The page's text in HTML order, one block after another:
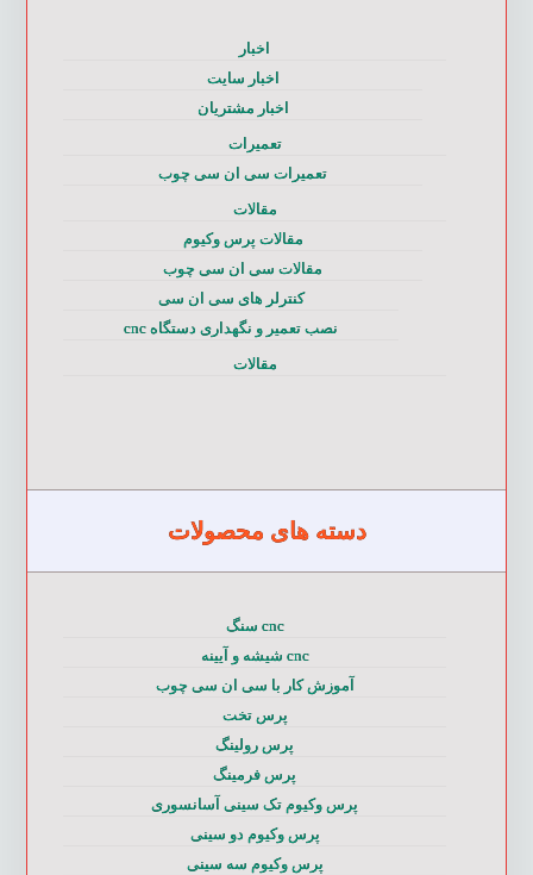
اخبار
اخبار سایت
اخبار مشتریان
تعمیرات
تعمیرات سی ان سی چوب
مقالات
مقالات پرس وکیوم
مقالات سی ان سی چوب
کنترلر های سی ان سی
نصب تعمیر و نگهداری دستگاه cnc
مقالات
دسته های محصولات
cnc سنگ
cnc شیشه و آیینه
آموزش کار با سی ان سی چوب
پرس تخت
پرس رولینگ
پرس فرمینگ
پرس وکیوم تک سینی آسانسوری
پرس وکیوم دو سینی
پرس وکیوم سه سینی